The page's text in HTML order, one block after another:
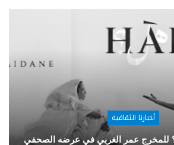
أخبارنا الثقافية
؟ للمخرج عمر الغربي في عرضه الصحفي